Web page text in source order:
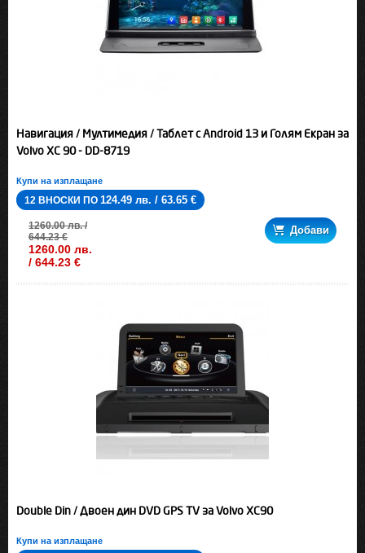
Навигация / Мултимедия / Таблет с Android 13 и Голям Екран за
Volvo XC 90 - DD-8719
Купи на изплащане
12 ВНОСКИ ПО 124.49 лв. / 63.65 €
1260.00 лв. /
644.23 €
1260.00 лв.
/ 644.23 €
Добави
Double Din / Двоен дин DVD GPS TV за Volvo XC90
Купи на изплащане